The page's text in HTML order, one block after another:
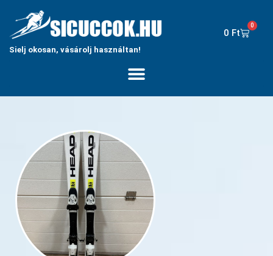
Sielj okosan, vásárolj használtan!
0 Ft
0